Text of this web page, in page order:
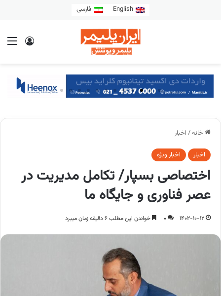
English فارسی
خانه/ اخبار
اخبار اخبار ویژه
اختصاصی بسپار/ تکامل مدیریت در
عصر فناوری و جایگاه ما
1402-10-12
0 خواندن این مطلب 6 دقیقه زمان میبرد